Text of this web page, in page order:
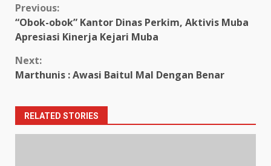
Continue
Reading
Previous:
“Obok-obok” Kantor Dinas Perkim, Aktivis Muba
Apresiasi Kinerja Kejari Muba
Next:
Marthunis : Awasi Baitul Mal Dengan Benar
RELATED STORIES